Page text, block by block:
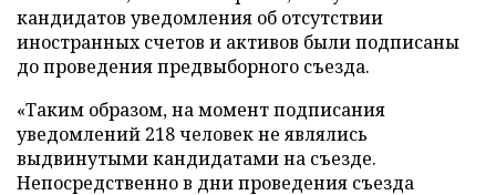
кандидатов уведомления об отсутствии
иностранных счетов и активов были подписаны
до проведения предвыборного съезда.
«Таким образом, на момент подписания
уведомлений 218 человек не являлись
выдвинутыми кандидатами на съезде.
Непосредственно в дни проведения съезда